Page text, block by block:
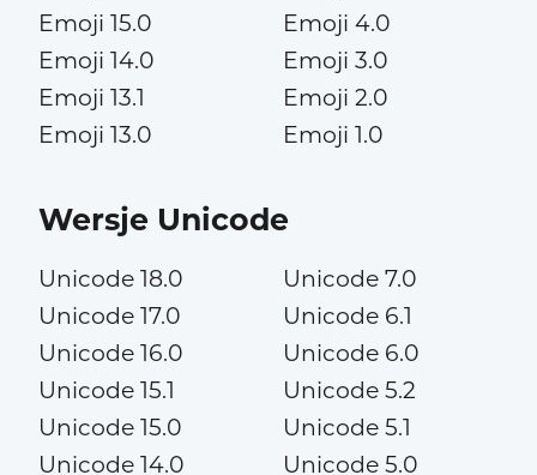
Emoji 15.0
Emoji 14.0
Emoji 13.1
Emoji 13.0
Emoji 4.0
Emoji 3.0
Emoji 2.0
Emoji 1.0
Wersje Unicode
Unicode 18.0
Unicode 17.0
Unicode 16.0
Unicode 15.1
Unicode 15.0
Unicode 14.0
Unicode 7.0
Unicode 6.1
Unicode 6.0
Unicode 5.2
Unicode 5.1
Unicode 5.0